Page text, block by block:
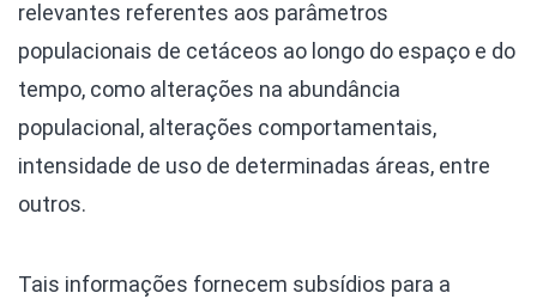
relevantes referentes aos parâmetros
populacionais de cetáceos ao longo do espaço e do
tempo, como alterações na abundância
populacional, alterações comportamentais,
intensidade de uso de determinadas áreas, entre
outros.
Tais informações fornecem subsídios para a